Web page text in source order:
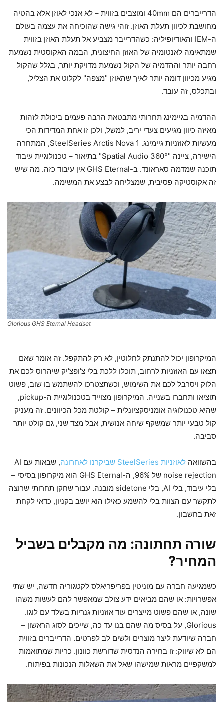
הדרייברים הם 40mm ומוצבים בזווית – לא אנכי לאוזן אלא בהטיה
מחושבת לכיוון תעלת האוזן. זוהי גישה שהוכיחה את עצמה בעולם
ה-IEM והאודיופיליה: כשהדרייבר מצביע אל תעלת האוזן בזווית
שמתאימה לאנטומיה של האוזן החיצונית, הבמה האקוסטית נשמעת
רחבה יותר וההדמיה של הקול נשמעת מדויקת יותר, בגלל שהקול
מגיע מכיוון דומה יותר לאיך שהאוזן "מצפה" לקלוט את הצליל,
ובתכלס, זה עובד.
ההדמיה בגיימינג תחרותי מתבטאת הרבה פעמים ביכולת לזהות
מאיזה כיוון מגיעים צעדי יריב, למשל, ולכן זו אחת המדידות הכי
מעשיות לאוזניות גיימינג. SteelSeries Arctis Nova 1, המתחרה
הישירה, ציינה "360° Spatial Audio" בתיאור – טכנולוגיית עיבוד
תוכנה שמדמה סאראונד. ב-GHS Eternal אין עיבוד כזה. מה שיש
זה אקוסטיקה פסיבית, שמצליחה לבצע את המשימה.
Glorious GHS Eternal Headset
המיקרופון יכול להתנתק לחלוטין, לא רק להתקפל. זה אומר שאם
תצאו עם האוזניות לרחוב, תוכלו ללכת בלי צ'ופצ'יק שיהרוס לכם את
הלוק ויסרבל לכם את השימוש, וכשתצטרכו להשתמש בו שוב, פשוט
תוציאו ותחברו בשנייה. המיקרופון מצוייד בטכנולוגיית ה-pickup,
שהיא טכנולוגיה אומניסקציונלית – קולטת מכל הכיוונים. זה מעניק
קול טבעי יותר שמשקף שיחה אנושית, אבל מצד שני, גם קולט יותר
סביבה.
בהשוואה לאוזניות SteelSeries שביקרנו לאחרונה
, שבאות עם AI
noise rejection של 96%, ה-GHS Eternal הוא מיקרופון בסיסי –
בלי עיבוד, בלי AI, בלי sidetone מובנה. עבור שחקן תחרותי שרוצה
לתקשר עם הצוות בלי להשמע כאילו הוא יושב בקניון, כדאי לקחת
זאת בחשבון.
שורה תחתונה: מה מקבלים בשביל
המחיר?
כשמגיעה חברה עם מוניטין בפריפריאלס לקטגוריה חדשה, יש שתי
אפשרויות: או שהם מביאים ידע צולב שמאפשר להם לעשות משהו
שונה, או שהם פשוט מייצרים עוד אוזניות גנריות בשלד עם לוגו.
Glorious, על בסיס מה שהם בנו עד כה, שייכים לסוג הראשון –
חברה שיודעת ליצר מוצרים ולשים לב לפרטים. הדרייברים בזווית
הם לא שיווק: זו בחירה הנדסית שדורשת כוונון. כריות שמתואמות
למשקפיים מראות שמישהו שאל את השאלות הנכונות בפיתוח.